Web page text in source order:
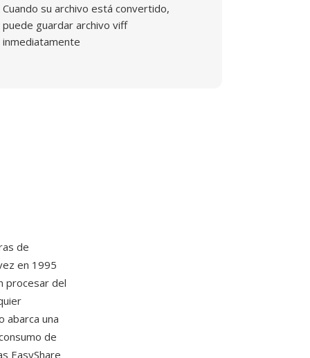
Cuando su archivo está convertido,
puede guardar archivo viff
inmediatamente
de
en 1995
procesar del
abarca una
de
EasyShare